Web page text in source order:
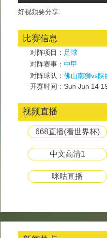
好视频要分享:
比赛信息
对阵项目： 足球
对阵赛事： 中甲
对阵球队： 佛山南狮vs陕
开赛时间：Sun Jun 14
视频直播
668直播(看世界杯)
中文高清1
咪咕直播